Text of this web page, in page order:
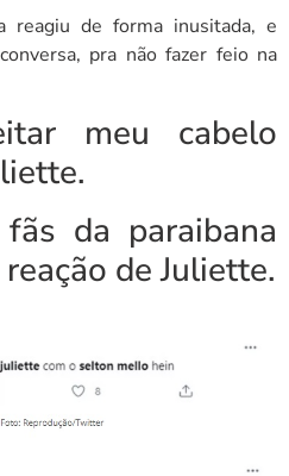
reagiu de forma inusitada, e
pra não fazer feio na
meu cabelo
da paraibana
de Juliette.